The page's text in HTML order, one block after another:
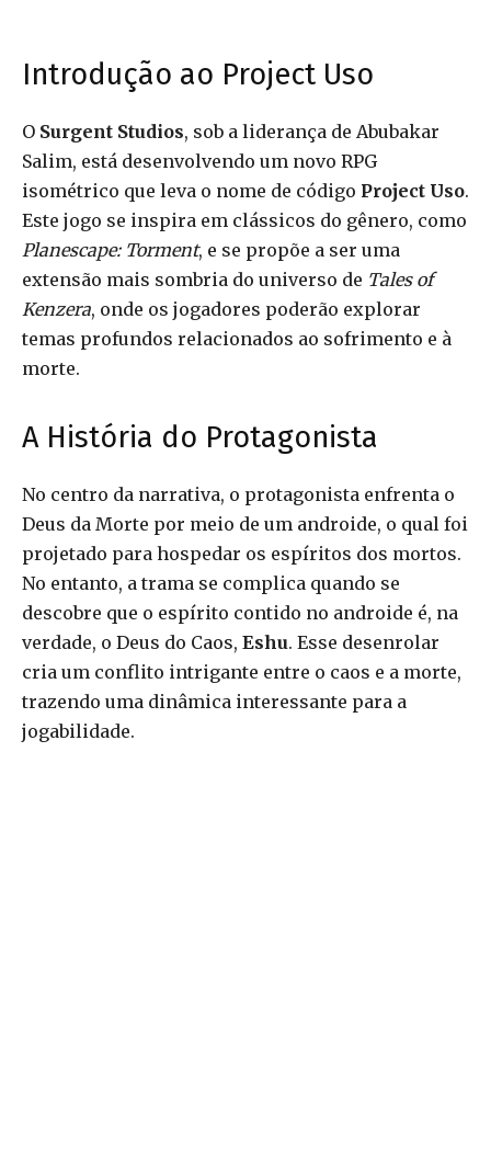
Introdução ao Project Uso
O Surgent Studios, sob a liderança de Abubakar
Salim, está desenvolvendo um novo RPG
isométrico que leva o nome de código Project Uso.
Este jogo se inspira em clássicos do gênero, como
Planescape: Torment, e se propõe a ser uma
extensão mais sombria do universo de Tales of
Kenzera, onde os jogadores poderão explorar
temas profundos relacionados ao sofrimento e à
morte.
A História do Protagonista
No centro da narrativa, o protagonista enfrenta o
Deus da Morte por meio de um androide, o qual foi
projetado para hospedar os espíritos dos mortos.
No entanto, a trama se complica quando se
descobre que o espírito contido no androide é, na
verdade, o Deus do Caos, Eshu. Esse desenrolar
cria um conflito intrigante entre o caos e a morte,
trazendo uma dinâmica interessante para a
jogabilidade.